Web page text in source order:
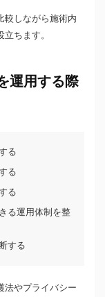
較しながら施術内
ちます。
運用する際
る
る
る
る運用体制を整
する
法やプライバシー